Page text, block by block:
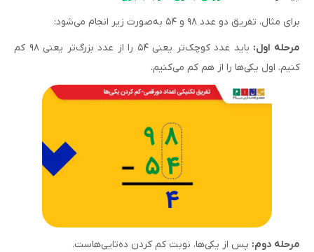
برای مثال، تفریق دو عدد ۹۸ و ۵۴ به‌صورت زیر انجام می‌شود:
مرحله اول:
باید عدد کوچک‌تر یعنی ۵۴ را از عدد بزرگ‌تر یعنی ۹۸ کم
کنیم. اول یکی‌ها را از هم کم می‌کنیم.
مرحله دوم: پس از یکی‌ها، نوبت کم کردن ده‌تایی‌هاست.